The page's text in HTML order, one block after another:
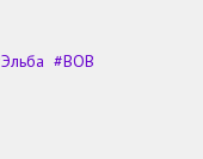
Эльба
ВОВ